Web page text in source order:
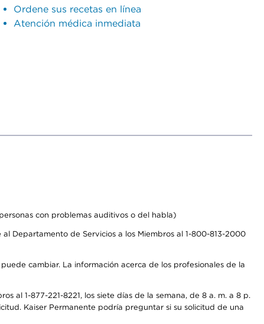
Ordene sus recetas en línea
Atención médica inmediata
con problemas auditivos o del habla)
Departamento de Servicios a los Miembros al 1-800-813-2000
cambiar. La información acerca de los profesionales de la
al 1-877-221-8221, los siete días de la semana, de 8 a. m. a 8 p.
Kaiser Permanente podría preguntar si su solicitud de una